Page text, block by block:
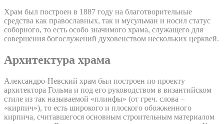
Храм был построен в 1887 году на благотворительные
средства как православных, так и мусульман и носил статус
соборного, то есть особо значимого храма, служащего для
совершения богослужений духовенством нескольких церквей.
Архитектура храма
Александро-Невский храм был построен по проекту
архитектора Гольма и под его руководством в византийском
стиле из так называемой «плинфы» (от греч. слова –
«кирпич»), то есть широкого и плоского обожженного
кирпича, считавшегося основным строительным материалом